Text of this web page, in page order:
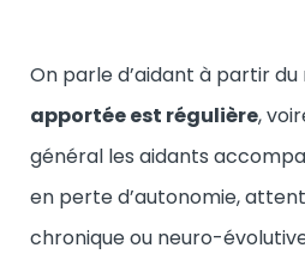
On parle d’aidant à partir
apportée est régulière,
général les aidants
en perte d’autonomie,
chronique ou neuro-